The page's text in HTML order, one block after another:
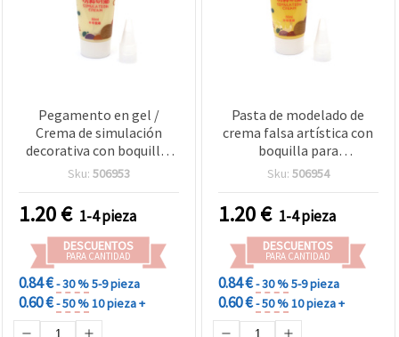
Pegamento en gel /
Crema de simulación
decorativa con boquilla,
amarillo claro - 50 ml
Sku: 506953
1.20€ 1-4 pieza
DESCUENTOS
PARA CANTIDAD
0.84 €- 30 %5-9 pieza
0.60 €- 50 %10 pieza +
Pasta de modelado de
crema falsa artística con
boquilla para
manualidades, color
Sku: 506954
1.20€ 1-4 pieza
DESCUENTOS
PARA CANTIDAD
0.84 €- 30 %5-9 pieza
0.60 €- 50 %10 pieza +